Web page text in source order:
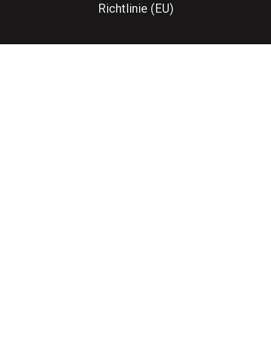
Richtlinie (EU)